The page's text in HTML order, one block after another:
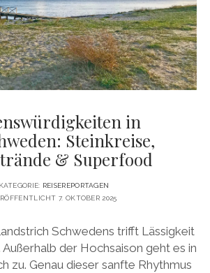
♥ ÜBER DIE AUTORIN
öffnen
VITA
PRESSE & MEDIEN
MEDIADATEN
twitterfacebook
pinterestyoutubeinstagram
in
Steinkreise,
& Superfood
KATEGORIE: REISEREPORTAGEN
7. OKTOBER 2025
Schwedens trifft Lässigkeit
der Hochsaison geht es in
zu. Genau dieser sanfte Rhythmus